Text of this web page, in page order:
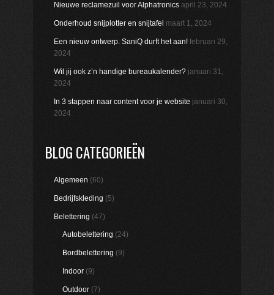
Nieuwe reclamezuil voor Alphatronics april 23, 2024
Onderhoud snijplotter en snijtafel maart 1, 2024
Een nieuw ontwerp. SaniQ durft het aan! februari 29,
2024
Wil jij ook z’n handige bureaukalender? januari 31,
2024
In 3 stappen naar content voor je website januari 30,
2024
BLOG CATEGORIEËN
Algemeen (60)
Bedrijfskleding (5)
Belettering (47)
Autobelettering (24)
Bordbelettering (9)
Indoor (9)
Outdoor (7)